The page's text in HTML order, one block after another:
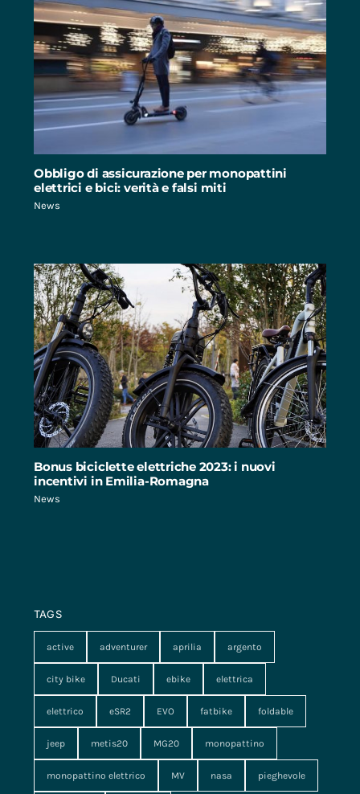
Obbligo di assicurazione per monopattini
elettrici e bici: verità e falsi miti
News
Bonus biciclette elettriche 2023: i nuovi
incentivi in Emilia-Romagna
News
TAGS
active adventurer aprilia argento
city bike Ducati ebike elettrica
elettrico eSR2 EVO fatbike foldable
jeep metis20 MG20 monopattino
monopattino elettrico MV nasa pieghevole